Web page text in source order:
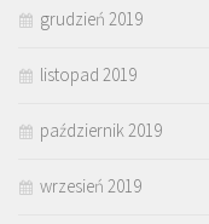
grudzień 2019
listopad 2019
październik 2019
wrzesień 2019